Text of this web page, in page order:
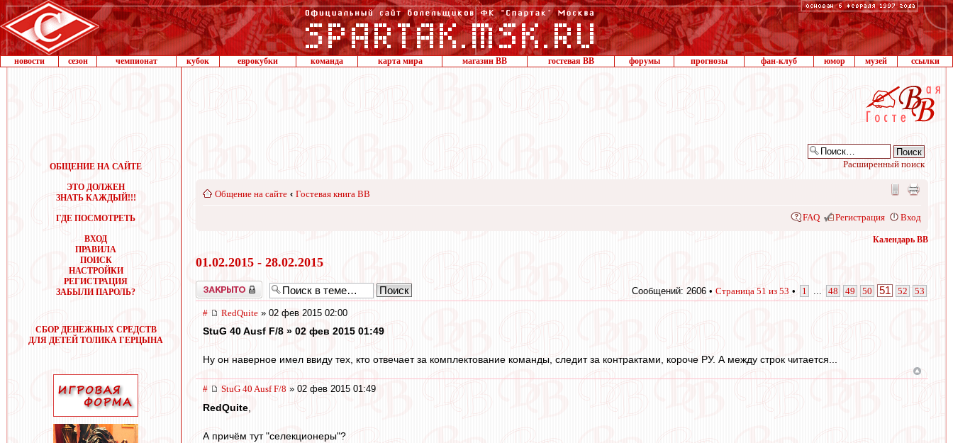
новости сезон чемпионат кубок еврокубки команда карта мира магазин ВВ гостевая ВВ форумы прогнозы фан-клуб юмор музей ссылки
ОБЩЕНИЕ НА САЙТЕ
ЭТО ДОЛЖЕН
ЗНАТЬ КАЖДЫЙ!!!
ГДЕ ПОСМОТРЕТЬ
ВХОД
ПРАВИЛА
ПОИСК
НАСТРОЙКИ
РЕГИСТРАЦИЯ
ЗАБЫЛИ ПАРОЛЬ?
СБОР ДЕНЕЖНЫХ СРЕДСТВ
ДЛЯ ДЕТЕЙ ТОЛИКА ГЕРЦЫНА
Расширенный поиск
Общение на сайте ‹ Гостевая книга ВВ
FAQ Регистрация Вход
Календарь ВВ
01.02.2015 - 28.02.2015
Закрыто Сообщений: 2606 • Страница 51 из 53 • 1 48 49 50 51 52 53
# RedQuite » 02 фев 2015 02:00
StuG 40 Ausf F/8 » 02 фев 2015 01:49
Ну он наверное имел ввиду тех, кто отвечает за комплектование команды, следит за контрактами, короче РУ. А между строк читается...
# StuG 40 Ausf F/8 » 02 фев 2015 01:49
RedQuite
А причём тут "селекционеры"?